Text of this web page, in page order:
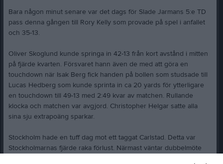
Bara någon minut senare var det dags för Slade Jarmans 5:e TD
pass denna gången till Rory Kelly som provade på spel i anfallet
och 35-13.
Oliver Skoglund kunde springa in 42-13 från kort avstånd i mitten
på fjärde kvarten. Försvaret hann även de med att göra en
touchdown när Isak Berg fick handen på bollen som studsade till
Lucas Hedberg som kunde sprinta in ca 20 yards för ytterligare
en touchdown till 49-13 med 2:49 kvar av matchen. Rullande
klocka och matchen var avgjord. Christopher Helgar satte alla
sina sju extrapoäng sparkar.
Stockholm hade en tuff dag mot ett taggat Carlstad. Detta var
Stockholmarnas fjärde raka förlust. Närmast väntar dubbelmöte